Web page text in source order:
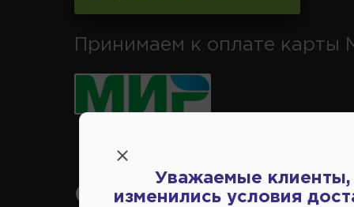
Принимаем к оплате карты
Справочный центр:
Уважаемые клиенты,
изменились условия